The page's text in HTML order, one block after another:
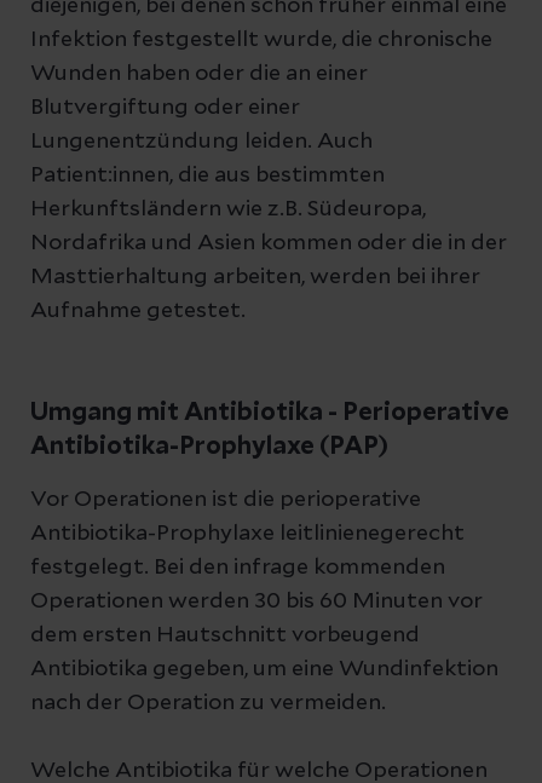
diejenigen, bei denen schon früher einmal eine
Infektion festgestellt wurde, die chronische
Wunden haben oder die an einer
Blutvergiftung oder einer
Lungenentzündung leiden. Auch
Patient:innen, die aus bestimmten
Herkunftsländern wie z.B. Südeuropa,
Nordafrika und Asien kommen oder die in der
Masttierhaltung arbeiten, werden bei ihrer
Aufnahme getestet.
Umgang mit Antibiotika - Perioperative
Antibiotika-Prophylaxe (PAP)
Vor Operationen ist die perioperative
Antibiotika-Prophylaxe leitlinienegerecht
festgelegt. Bei den infrage kommenden
Operationen werden 30 bis 60 Minuten vor
dem ersten Hautschnitt vorbeugend
Antibiotika gegeben, um eine Wundinfektion
nach der Operation zu vermeiden.
Welche Antibiotika für welche Operationen